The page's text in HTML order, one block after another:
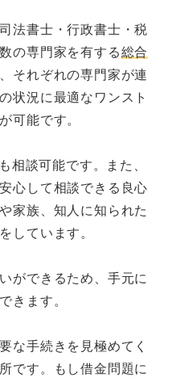
法書士・行政書士・税
の専門家を有する総合
それぞれの専門家が連
状況に最適なワンスト
可能です。
相談可能です。また、
心して相談できる良心
家族、知人に知られた
しています。
ができるため、手元に
きます。
な手続きを見極めてく
です。もし借金問題に